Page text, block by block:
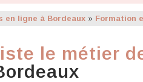
en ligne à Bordeaux » Formation
le métier